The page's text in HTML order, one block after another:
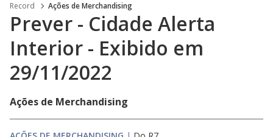
Record Ações de Merchandising
Prever - Cidade Alerta
Interior - Exibido em
29/11/2022
Ações de Merchandising